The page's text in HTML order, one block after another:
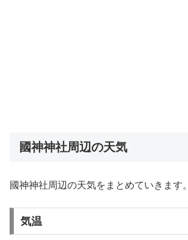
國神神社周辺の天気
國神神社周辺の天気をまとめていきます。
気温